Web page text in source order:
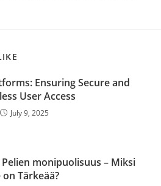
Ensuring Secure and
User Access
July 9, 2025
monipuolisuus – Miksi
on Tärkeää?